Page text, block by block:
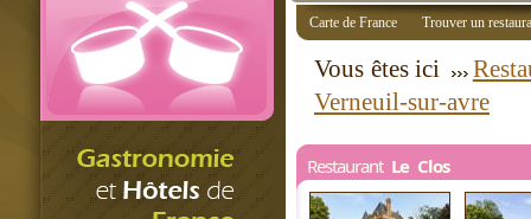
Carte de France Trouver un
Vous êtes ici
Verneuil-sur-avre
Restaurant Le Clos